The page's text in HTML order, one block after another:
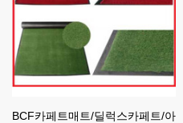
BCF카페트매트/딜럭스카페트/아